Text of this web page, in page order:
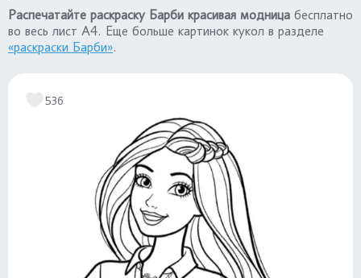
Распечатайте раскраску Барби красивая модница бесплатно
во весь лист А4. Еще больше картинок кукол в разделе
«раскраски Барби».
536